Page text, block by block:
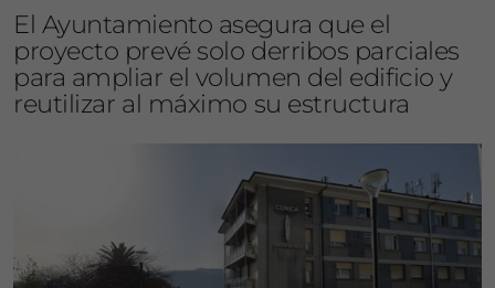
El Ayuntamiento asegura que el
proyecto prevé solo derribos parciales
para ampliar el volumen del edificio y
reutilizar al máximo su estructura